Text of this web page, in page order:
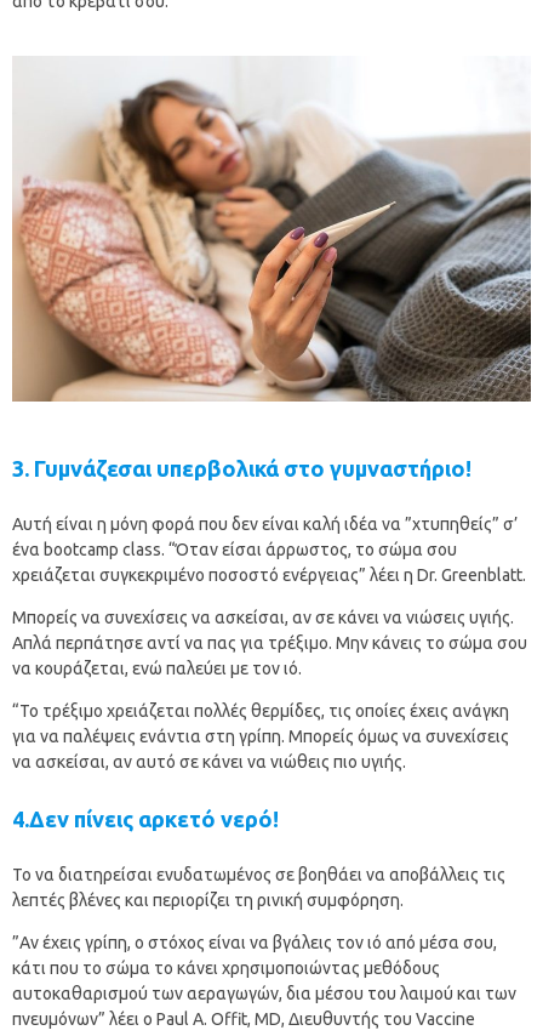
3. Γυμνάζεσαι υπερβολικά στο γυμναστήριο!
Αυτή είναι η μόνη φορά που δεν είναι καλή ιδέα να ”χτυπηθείς” σ’
ένα bootcamp class. “Όταν είσαι άρρωστος, το σώμα σου
χρειάζεται συγκεκριμένο ποσοστό ενέργειας” λέει η Dr. Greenblatt.
Μπορείς να συνεχίσεις να ασκείσαι, αν σε κάνει να νιώσεις υγιής.
Απλά περπάτησε αντί να πας για τρέξιμο. Μην κάνεις το σώμα σου
να κουράζεται, ενώ παλεύει με τον ιό.
“Το τρέξιμο χρειάζεται πολλές θερμίδες, τις οποίες έχεις ανάγκη
για να παλέψεις ενάντια στη γρίπη. Μπορείς όμως να συνεχίσεις
να ασκείσαι, αν αυτό σε κάνει να νιώθεις πιο υγιής.
4.Δεν πίνεις αρκετό νερό!
Το να διατηρείσαι ενυδατωμένος σε βοηθάει να αποβάλλεις τις
λεπτές βλένες και περιορίζει τη ρινική συμφόρηση.
”Αν έχεις γρίπη, ο στόχος είναι να βγάλεις τον ιό από μέσα σου,
κάτι που το σώμα το κάνει χρησιμοποιώντας μεθόδους
αυτοκαθαρισμού των αεραγωγών, δια μέσου του λαιμού και των
πνευμόνων” λέει ο Paul A. Offit, MD, Διευθυντής του Vaccine